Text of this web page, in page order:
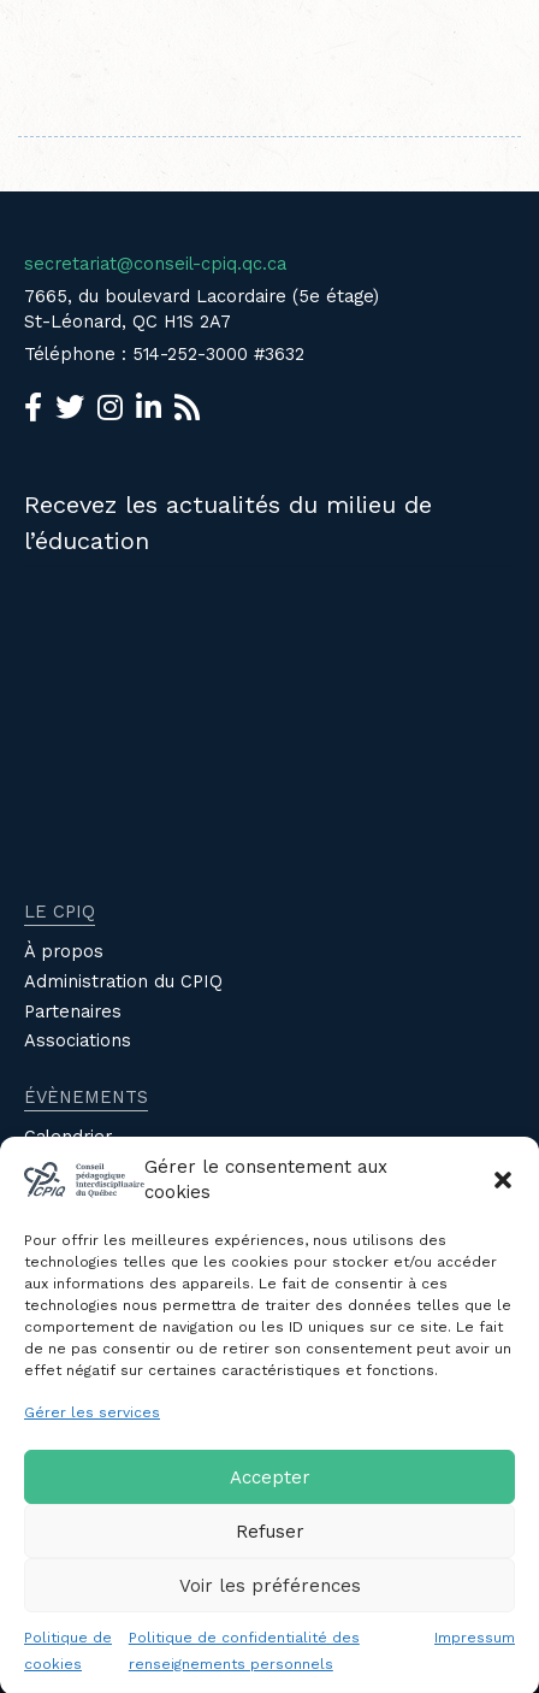
Gérer le consentement aux
cookies
Pour offrir les meilleures expériences, nous utilisons des
technologies telles que les cookies pour stocker et/ou accéder
aux informations des appareils. Le fait de consentir à ces
technologies nous permettra de traiter des données telles que le
comportement de navigation ou les ID uniques sur ce site. Le fait
de ne pas consentir ou de retirer son consentement peut avoir un
effet négatif sur certaines caractéristiques et fonctions.
Gérer les services
Accepter
Refuser
Voir les préférences
Politique de
cookies
Politique de confidentialité des
renseignements personnels
Impressum
secretariat@conseil-cpiq.qc.ca
7665, du boulevard Lacordaire (5e étage)
St-Léonard, QC H1S 2A7
Téléphone : 514-252-3000 #3632
Recevez les actualités du milieu de
l’éducation
LE CPIQ
À propos
Administration du CPIQ
Partenaires
Associations
ÉVÈNEMENTS
Calendrier
Évènements du CPIQ
Revue
Avis et mémoires
Autres publications
NOUS JOINDRE
Politique de confidentialité des
Politique de cookies (CA)
Copyright © 2026 Conseil pédagogique interdisciplinaire du
Québec